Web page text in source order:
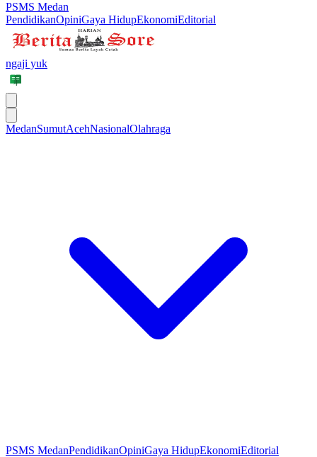
PSMS Medan
PendidikanOpiniGaya HidupEkonomiEditorial
ngaji yuk
MedanSumutAcehNasionalOlahraga
PSMS MedanPendidikanOpiniGaya HidupEkonomiEditorial